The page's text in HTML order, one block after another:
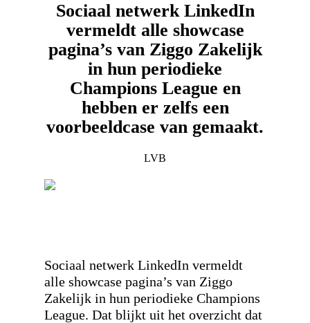
Sociaal netwerk LinkedIn
vermeldt alle showcase
pagina’s van Ziggo Zakelijk
in hun periodieke
Champions League en
hebben er zelfs een
voorbeeldcase van gemaakt.
LVB
Sociaal netwerk LinkedIn vermeldt
alle showcase pagina’s van Ziggo
Zakelijk in hun periodieke Champions
League. Dat blijkt uit het overzicht dat